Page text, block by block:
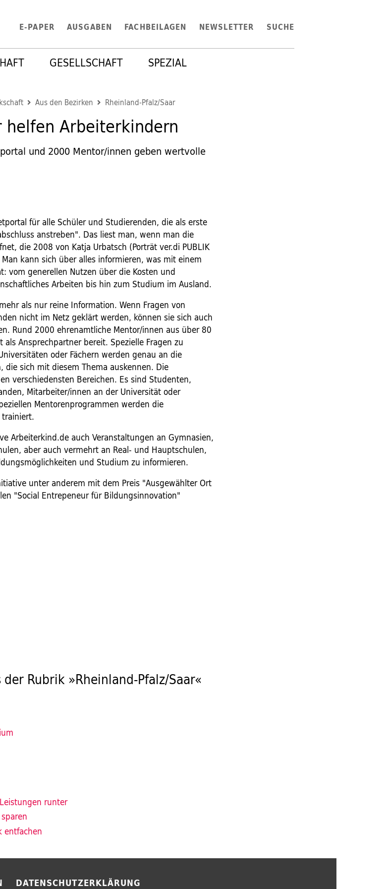
E-PAPER AUSGABEN FACHBEILAGEN NEWSLETTER SUCHE
GESELLSCHAFT SPEZIAL
Aus den Bezirken Rheinland-Pfalz/Saar
Arbeiterkindern
und 2000 Mentor/innen geben wertvolle
für alle Schüler und Studierenden, die als erste
anstreben". Das liest man, wenn man die
die 2008 von Katja Urbatsch (Porträt ver.di PUBLIK
kann sich über alles informieren, was mit einem
vom generellen Nutzen über die Kosten und
Arbeiten bis hin zum Studium im Ausland.
als nur reine Information. Wenn Fragen von
nicht im Netz geklärt werden, können sie sich auch
Rund 2000 ehrenamtliche Mentor/innen aus über 80
Ansprechpartner bereit. Spezielle Fragen zu
oder Fächern werden genau an die
die sich mit diesem Thema auskennen. Die
verschiedensten Bereichen. Es sind Studenten,
Mitarbeiter/innen an der Universität oder
Mentorenprogrammen werden die
Arbeiterkind.de auch Veranstaltungen an Gymnasien,
aber auch vermehrt an Real- und Hauptschulen,
und Studium zu informieren.
unter anderem mit dem Preis "Ausgewählter Ort
"Social Entrepeneur für Bildungsinnovation"
Rubrik »Rheinland-Pfalz/Saar«
runter
entfachen
DATENSCHUTZERKLÄRUNG